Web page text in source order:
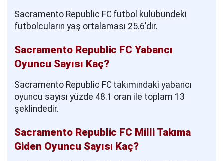
Sacramento Republic FC futbol kulübündeki
futbolcuların yaş ortalaması 25.6'dir.
Sacramento Republic FC Yabancı
Oyuncu Sayısı Kaç?
Sacramento Republic FC takımındaki yabancı
oyuncu sayısı yüzde 48.1 oran ile toplam 13
şeklindedir.
Sacramento Republic FC Milli Takıma
Giden Oyuncu Sayısı Kaç?